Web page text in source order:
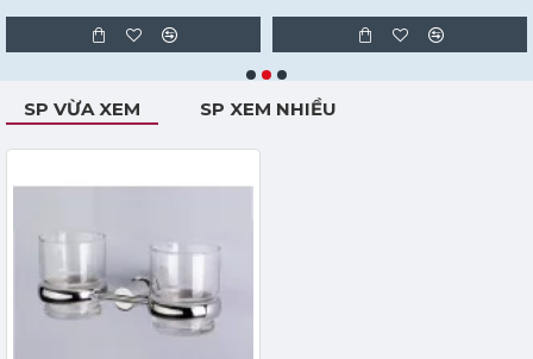
SP VỪA XEM SP XEM NHIỀU